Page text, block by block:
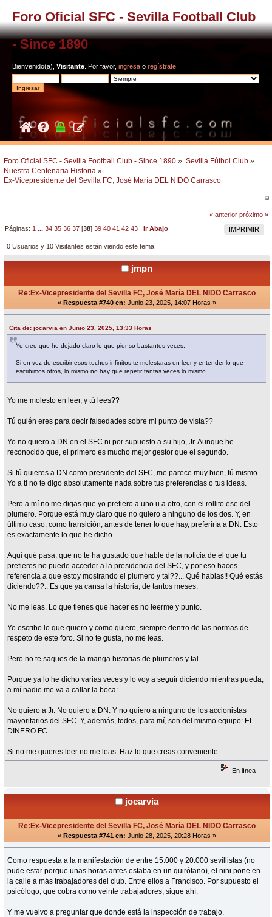
Foro Oficial SFC - Sevilla Football Club
- Since 1890
Bienvenido(a), Visitante . Por favor, ingresa o regístrate
Foro Oficial SFC - Sevilla Football Club - Since 1890 » Sevilla Fútbol Club »
Nuestra Centenaria Historia »
Ex-Vicepresidente del Sevilla FC, José María DEL NIDO Carrasco
« anterior próximo »
IMPRIMIR
Páginas: 1 ...34 35 36 37 [38]39 40 41 42 43 Ir Abajo
0 Usuarios y 10 Visitantes están viendo este tema.
jmpn
Re:Ex-Vicepresidente del Sevilla FC, José María DEL NIDO Carrasco
« Respuesta #740 en: Junio 23, 2025, 14:07 Horas »
Cita de: jocarvia en Junio 23, 2025, 13:33 Horas
Yo creo que he dejado claro lo que pienso bastantes veces.
Si en vez de escribir esos tochos infinitos te molestaras en leer y entender lo que
escribimos otros, lo mismo no hay que repetir tantas veces lo mismo.
Yo me molesto en leer, y tú lees??
Tú quién eres para decir falsedades sobre mi punto de vista??
Yo no quiero a DN en el SFC ni por supuesto a su hijo, Jr. Aunque he
reconocido que, el primero es mucho mejor gestor que el segundo.
Si tú quieres a DN como presidente del SFC, me parece muy bien, tú mismo.
Yo a ti no te digo absolutamente nada sobre tus preferencias o tus ideas.
Pero a mí no me digas que yo prefiero a uno u a otro, con el rollito ese del
plumero. Porque está muy claro que no quiero a ninguno de los dos. Y, en
último caso, como transición, antes de tener lo que hay, preferiría a DN. Esto
es exactamente lo que he dicho.
Aquí qué pasa, que no te ha gustado que hable de la noticia de el que tu
prefieres no puede acceder a la presidencia del SFC, y por eso haces
referencia a que estoy mostrando el plumero y tal??... Qué hablas!! Qué estás
diciendo??.. Es que ya cansa la historia, de tantos meses.
No me leas. Lo que tienes que hacer es no leerme y punto.
Yo escribo lo que quiero y como quiero, siempre dentro de las normas de
respeto de este foro. Si no te gusta, no me leas.
Pero no te saques de la manga historias de plumeros y tal...
Porque ya lo he dicho varias veces y lo voy a seguir diciendo mientras pueda,
a mí nadie me va a callar la boca:
No quiero a Jr. No quiero a DN. Y no quiero a ninguno de los accionistas
mayoritarios del SFC. Y, además, todos, para mí, son del mismo equipo: EL
DINERO FC.
Si no me quieres leer no me leas. Haz lo que creas conveniente.
En línea
jocarvia
Re:Ex-Vicepresidente del Sevilla FC, José María DEL NIDO Carrasco
« Respuesta #741 en: Junio 28, 2025, 20:28 Horas »
Como respuesta a la manifestación de entre 15.000 y 20.000 sevillistas (no
pude estar porque unas horas antes estaba en un quirófano), el nini pone en
la calle a más trabajadores del club. Entre ellos a Francisco. Por supuesto el
psicólogo, que cobra como veinte trabajadores, sigue ahí.
Y me vuelvo a preguntar que donde está la inspección de trabajo.